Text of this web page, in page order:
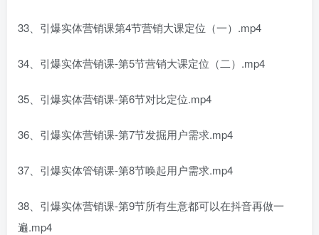
33、引爆实体营销课第4节营销大课定位（一）.mp4
34、引爆实体营销课-第5节营销大课定位（二）.mp4
35、引爆实体营销课-第6节对比定位.mp4
36、引爆实体营销课-第7节发掘用户需求.mp4
37、引爆实体管销课-第8节唤起用户需求.mp4
38、引爆实体营销课-第9节所有生意都可以在抖音再做一
遍.mp4